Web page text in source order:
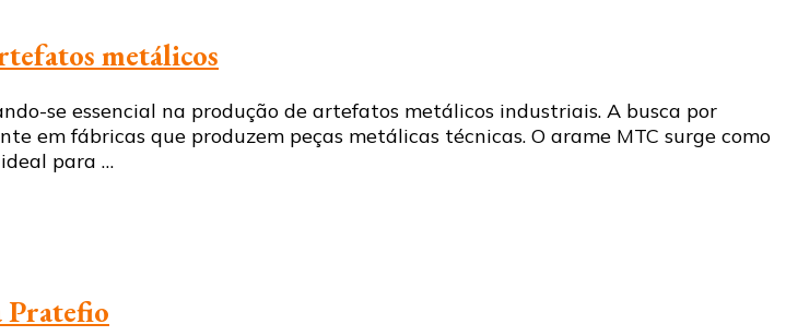
metálicos
se essencial na produção de artefatos metálicos industriais. A busca por
em fábricas que produzem peças metálicas técnicas. O arame MTC surge como
para …
Pratefio